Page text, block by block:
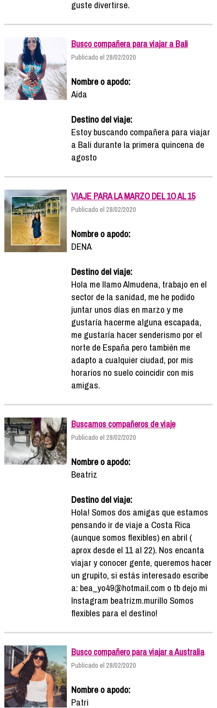
guste divertirse.
Busco compañera para viajar a Bali
Publicado el 28/02/2020
Nombre o apodo:
Aida
Destino del viaje:
Estoy buscando compañera para viajar
a Bali durante la primera quincena de
agosto
VIAJE PARA LA MARZO DEL 1O AL 15
Publicado el 28/02/2020
Nombre o apodo:
DENA
Destino del viaje:
Hola me llamo Almudena, trabajo en el
sector de la sanidad, me he podido
juntar unos días en marzo y me
gustaría hacerme alguna escapada,
me gustaría hacer senderismo por el
norte de España pero también me
adapto a cualquier ciudad, por mis
horarios no suelo coincidir con mis
amigas.
Buscamos compañeros de viaje
Publicado el 28/02/2020
Nombre o apodo:
Beatriz
Destino del viaje:
Hola! Somos dos amigas que estamos
pensando ir de viaje a Costa Rica
(aunque somos flexibles) en abril (
aprox desde el 11 al 22). Nos encanta
viajar y conocer gente, queremos hacer
un grupito, si estás interesado escribe
a: bea_yo49@hotmail.com o tb dejo mi
Instagram beatrizm.murillo Somos
flexibles para el destino!
Busco compañero para viajar a Australia
Publicado el 28/02/2020
Nombre o apodo:
Patri